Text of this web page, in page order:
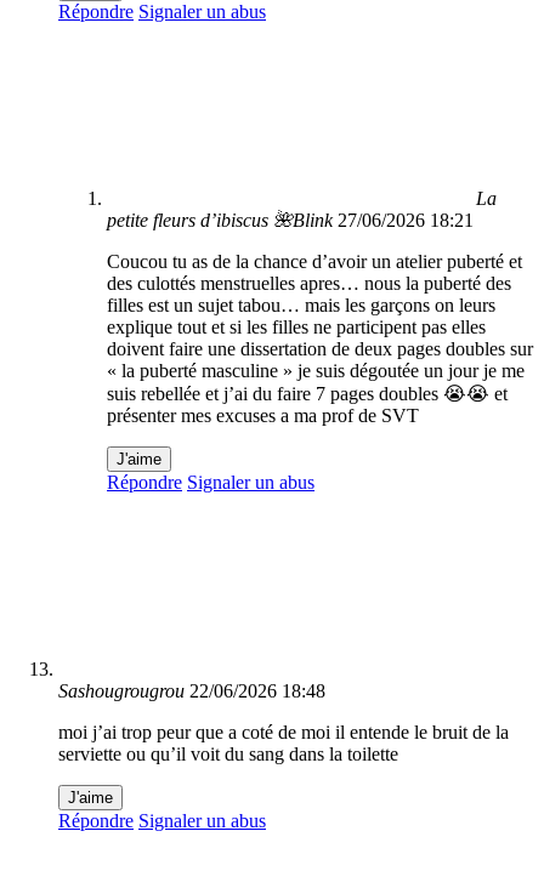
Répondre Signaler un abus
La
petite fleurs d’ibiscus 🌺Blink 27/06/2026 18:21
Coucou tu as de la chance d’avoir un atelier puberté et
des culottés menstruelles apres… nous la puberté des
filles est un sujet tabou… mais les garçons on leurs
explique tout et si les filles ne participent pas elles
doivent faire une dissertation de deux pages doubles sur
« la puberté masculine » je suis dégoutée un jour je me
suis rebellée et j’ai du faire 7 pages doubles 😭😭 et
présenter mes excuses a ma prof de SVT
J'aime
Répondre Signaler un abus
Sashougrougrou 22/06/2026 18:48
moi j’ai trop peur que a coté de moi il entende le bruit de la
serviette ou qu’il voit du sang dans la toilette
J'aime
Répondre Signaler un abus